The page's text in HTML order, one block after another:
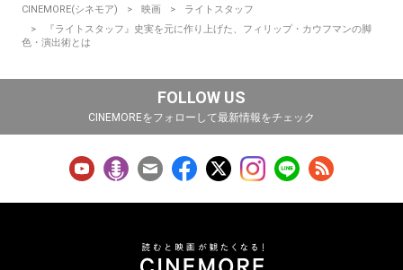
CINEMORE(シネモア) 映画
ライトスタッフ
『ライトスタッフ』史実を元に作り上げた、フィリップ・カウフマンの脚
色・演出術とは
FOLLOW US
CINEMOREをフォローして最新情報をチェック